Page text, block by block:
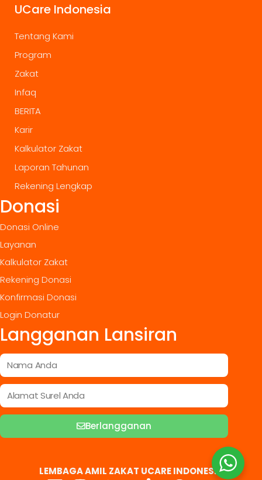
UCare Indonesia
Tentang Kami
Program
Zakat
Infaq
BERITA
Karir
Kalkulator Zakat
Laporan Tahunan
Rekening Lengkap
Donasi
Donasi Online
Layanan
Kalkulator Zakat
Rekening Donasi
Konfirmasi Donasi
Login Donatur
Langganan Lansiran
Berlangganan
LEMBAGA AMIL ZAKAT UCARE INDONESIA